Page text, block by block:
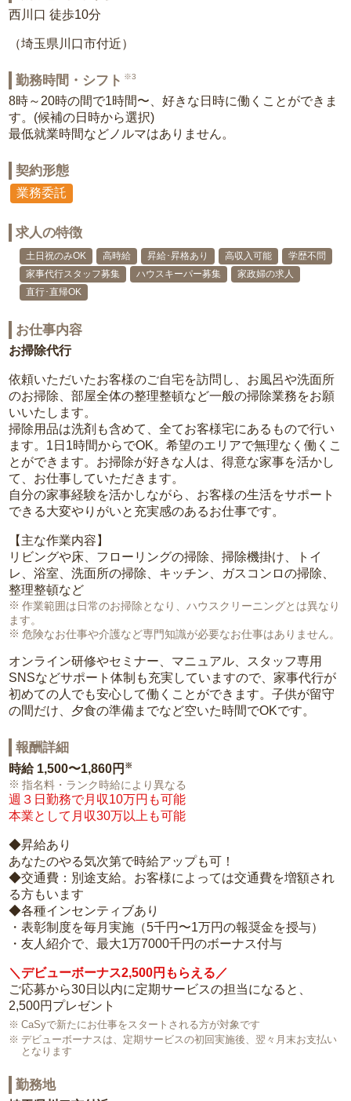
西川口 徒歩10分
（埼玉県川口市付近）
勤務時間・シフト ※3
8時～20時の間で1時間〜、好きな日時に働くことができま
す。(候補の日時から選択)
最低就業時間などノルマはありません。
契約形態
業務委託
求人の特徴
土日祝のみOK 高時給 昇給･昇格あり 高収入可能
学歴不問
家事代行スタッフ募集
ハウスキーパー募集
家政婦の求人
直行･直帰OK
お仕事内容
お掃除代行
依頼いただいたお客様のご自宅を訪問し、お風呂や洗面所
のお掃除、部屋全体の整理整頓など一般の掃除業務をお願
いいたします。
掃除用品は洗剤も含めて、全てお客様宅にあるもので行い
ます。1日1時間からでOK。希望のエリアで無理なく働くこ
とができます。お掃除が好きな人は、得意な家事を活かし
て、お仕事していただきます。
自分の家事経験を活かしながら、お客様の生活をサポート
できる大変やりがいと充実感のあるお仕事です。
【主な作業内容】
リビングや床、フローリングの掃除、掃除機掛け、トイ
レ、浴室、洗面所の掃除、キッチン、ガスコンロの掃除、
整理整頓など
作業範囲は日常のお掃除となり、ハウスクリーニングとは異なり
ます。
危険なお仕事や介護など専門知識が必要なお仕事はありません。
オンライン研修やセミナー、マニュアル、スタッフ専用
SNSなどサポート体制も充実していますので、家事代行が
初めての人でも安心して働くことができます。子供が留守
の間だけ、夕食の準備までなど空いた時間でOKです。
報酬詳細
時給 1,500〜1,860円 ※
指名料・ランク時給により異なる
週３日勤務で月収10万円も可能
本業として月収30万以上も可能
◆昇給あり
あなたのやる気次第で時給アップも可！
◆交通費：別途支給。お客様によっては交通費を増額され
る方もいます
◆各種インセンティブあり
・表彰制度を毎月実施（5千円〜1万円の報奨金を授与）
・友人紹介で、最大1万7000千円のボーナス付与
＼デビューボーナス2,500円もらえる／
ご応募から30日以内に定期サービスの担当になると、
2,500円プレゼント
CaSyで新たにお仕事をスタートされる方が対象です
デビューボーナスは、定期サービスの初回実施後、翌々月末お支払い
となります
勤務地